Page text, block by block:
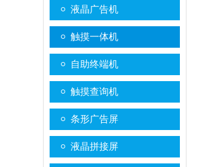
液晶广告机
触摸一体机
自助终端机
触摸查询机
条形广告屏
液晶拼接屏